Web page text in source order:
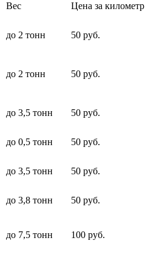
Вес Цена за километр
до 2 тонн 50 руб.
до 2 тонн 50 руб.
до 3,5 тонн 50 руб.
до 0,5 тонн 50 руб.
до 3,5 тонн 50 руб.
до 3,8 тонн 50 руб.
до 7,5 тонн 100 руб.